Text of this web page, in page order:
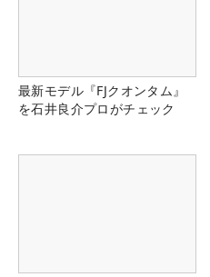
最新モデル『FJクオンタム』
を石井良介プロがチェック